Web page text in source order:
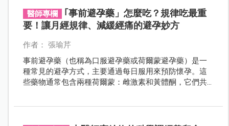
醫師專欄
｢事前避孕藥」怎麼吃？規律吃最重
要！讓月經規律、減緩經痛的避孕妙方
作者： 張瑜芹
事前避孕藥（也稱為口服避孕藥或荷爾蒙避孕藥）是一
種常見的避孕方式，主要通過每日服用來預防懷孕。這
些藥物通常包含兩種荷爾蒙：雌激素和黃體酮，它們共